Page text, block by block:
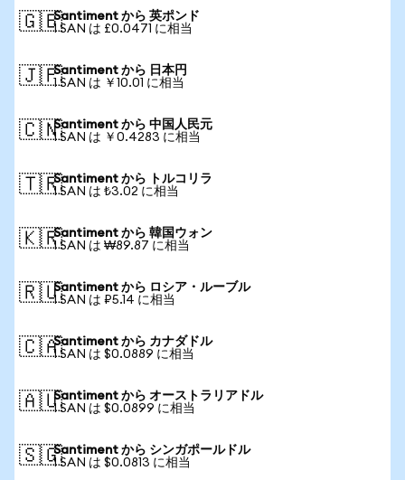
🇬🇧Santiment から 英ポンド
1 SAN は £0.0471 に相当
🇯🇵Santiment から 日本円
1 SAN は ￥10.01 に相当
🇨🇳Santiment から 中国人民元
1 SAN は ￥0.4283 に相当
🇹🇷Santiment から トルコリラ
1 SAN は ₺3.02 に相当
🇰🇷Santiment から 韓国ウォン
1 SAN は ₩89.87 に相当
🇷🇺Santiment から ロシア・ルーブル
1 SAN は ₽5.14 に相当
🇨🇦Santiment から カナダドル
1 SAN は $0.0889 に相当
🇦🇺Santiment から オーストラリアドル
1 SAN は $0.0899 に相当
🇸🇬Santiment から シンガポールドル
1 SAN は $0.0813 に相当